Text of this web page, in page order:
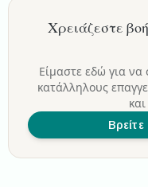
Χρειάζεστε
Είμαστε εδώ για
κατάλληλους